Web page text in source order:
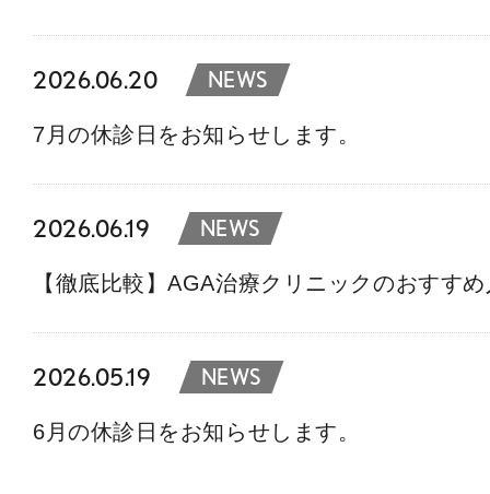
2026.06.20 NEWS
7月の休診日をお知らせします。
2026.06.19 NEWS
【徹底比較】AGA治療クリニックのおすす
2026.05.19 NEWS
6月の休診日をお知らせします。